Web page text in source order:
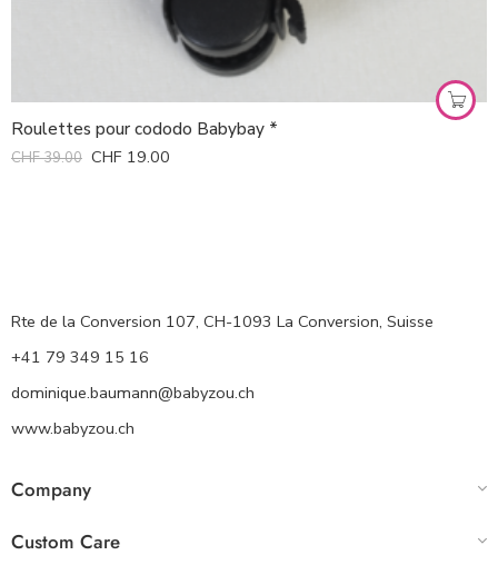
Roulettes pour cododo Babybay *
CHF39.00 CHF 19.00
Rte de la Conversion 107, CH-1093 La Conversion, Suisse
+41 79 349 15 16
dominique.baumann@babyzou.ch
www.babyzou.ch
Company
Custom Care